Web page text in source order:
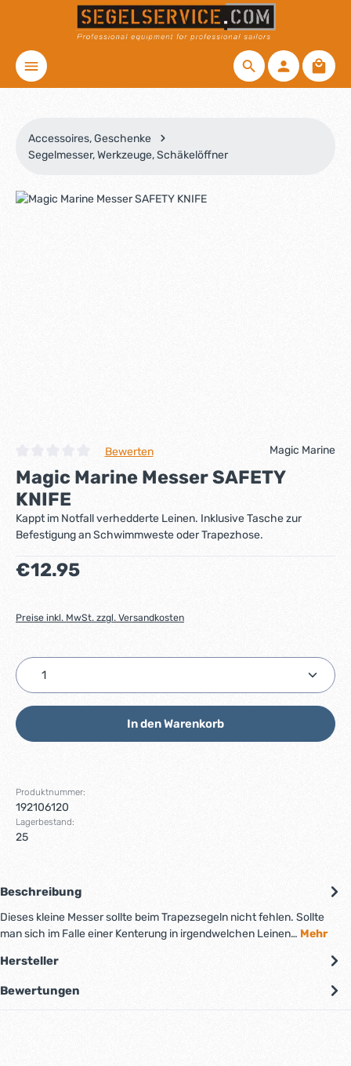
Zum Hauptinhalt springen
Accessoires, Geschenke
Segelmesser, Werkzeuge, Schäkelöffner
Bildergalerie überspringen
Durchschnittliche Bewertung von 0 von 5 Sternen
Bewerten Magic Marine
Magic Marine Messer SAFETY
KNIFE
Kappt im Notfall verhedderte Leinen. Inklusive Tasche zur
Befestigung an Schwimmweste oder Trapezhose.
Regulärer Preis:
€12.95
Preise inkl. MwSt. zzgl. Versandkosten
Produkt Anzahl: Gib den gewünschten Wert ein
In den Warenkorb
Produktnummer:
192106120
Lagerbestand:
25
Beschreibung
Dieses kleine Messer sollte beim Trapezsegeln nicht fehlen. Sollte
man sich im Falle einer Kenterung in irgendwelchen Leinen… Mehr
Hersteller
Bewertungen